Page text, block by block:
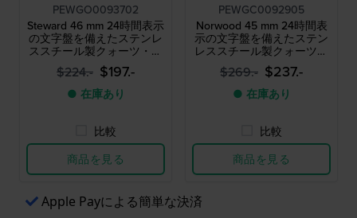
PEWGO0093702
Steward 46 mm 24時間表示
の文字盤を備えたステンレ
ススチール製クォーツ・ク
ロノグラフ
$224.- $197.-
● 在庫あり
比較
商品を見る
PEWGC0092905
Norwood 45 mm 24時間表
示の文字盤を備えたステン
レススチール製クォーツ・
クロノグラフ
$269.- $237.-
● 在庫あり
比較
商品を見る
Apple Payによる簡単な決済